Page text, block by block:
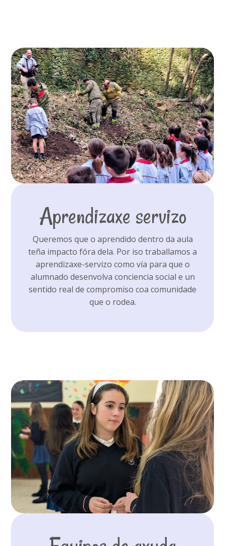
Aprendizaxe servizo
Queremos que o aprendido dentro da aula
teña impacto fóra dela. Por iso traballamos a
aprendizaxe-servizo como vía para que o
alumnado desenvolva conciencia social e un
sentido real de compromiso coa comunidade
que o rodea.